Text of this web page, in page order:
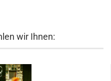
wir Ihnen: